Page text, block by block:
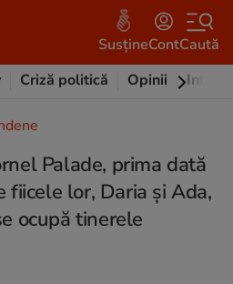
SusțineContCaută
Criză politică Opinii
Palade, prima dată
fiicele lor, Daria și Ada,
ocupă tinerele